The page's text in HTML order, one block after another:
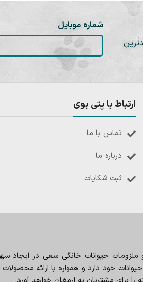
شماره موبایل
ارتباط با پتی بوی
تماس با ما
درباره ما
ثبت شکایات
ملزومات حیوانات خانگی سعی در ایجاد
خود دارد و همواره با ارائه محصولات